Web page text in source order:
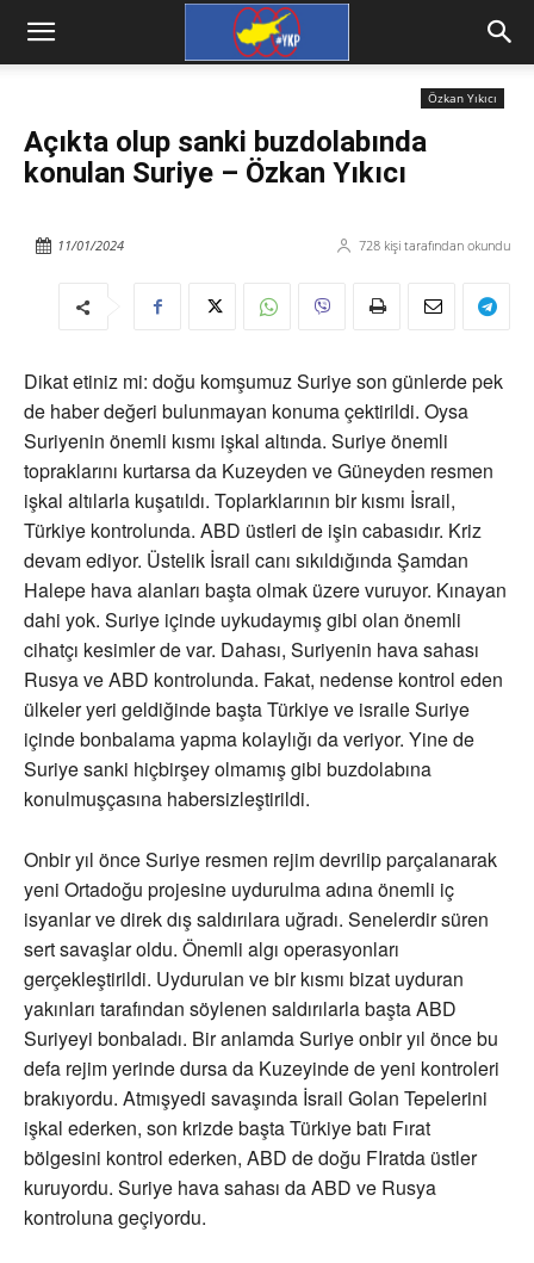
Özkan Yıkıcı
Açıkta olup sanki buzdolabında
konulan Suriye – Özkan Yıkıcı
728 kişi tarafından okundu
11/01/2024
Dikat etiniz mi: doğu komşumuz Suriye son günlerde pek
de haber değeri bulunmayan konuma çektirildi. Oysa
Suriyenin önemli kısmı işkal altında. Suriye önemli
topraklarını kurtarsa da Kuzeyden ve Güneyden resmen
işkal altılarla kuşatıldı. Toplarklarının bir kısmı İsrail,
Türkiye kontrolunda. ABD üstleri de işin cabasıdır. Kriz
devam ediyor. Üstelik İsrail canı sıkıldığında Şamdan
Halepe hava alanları başta olmak üzere vuruyor. Kınayan
dahi yok. Suriye içinde uykudaymış gibi olan önemli
cihatçı kesimler de var. Dahası, Suriyenin hava sahası
Rusya ve ABD kontrolunda. Fakat, nedense kontrol eden
ülkeler yeri geldiğinde başta Türkiye ve israile Suriye
içinde bonbalama yapma kolaylığı da veriyor. Yine de
Suriye sanki hiçbirşey olmamış gibi buzdolabına
konulmuşçasına habersizleştirildi.
Onbir yıl önce Suriye resmen rejim devrilip parçalanarak
yeni Ortadoğu projesine uydurulma adına önemli iç
isyanlar ve direk dış saldırılara uğradı. Senelerdir süren
sert savaşlar oldu. Önemli algı operasyonları
gerçekleştirildi. Uydurulan ve bir kısmı bizat uyduran
yakınları tarafından söylenen saldırılarla başta ABD
Suriyeyi bonbaladı. Bir anlamda Suriye onbir yıl önce bu
defa rejim yerinde dursa da Kuzeyinde de yeni kontroleri
brakıyordu. Atmışyedi savaşında İsrail Golan Tepelerini
işkal ederken, son krizde başta Türkiye batı Fırat
bölgesini kontrol ederken, ABD de doğu FIratda üstler
kuruyordu. Suriye hava sahası da ABD ve Rusya
kontroluna geçiyordu.